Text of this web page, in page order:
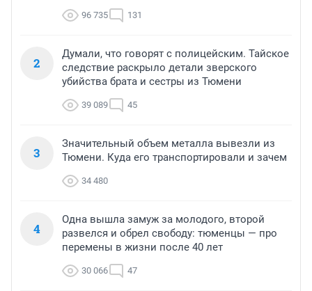
96 735 131
2
Думали, что говорят с полицейским. Тайское
следствие раскрыло детали зверского
убийства брата и сестры из Тюмени
39 089 45
3
Значительный объем металла вывезли из
Тюмени. Куда его транспортировали и зачем
34 480
4
Одна вышла замуж за молодого, второй
развелся и обрел свободу: тюменцы — про
перемены в жизни после 40 лет
30 066 47